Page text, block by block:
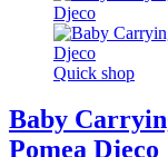
Quick shop
Baby
Pomea Djeco